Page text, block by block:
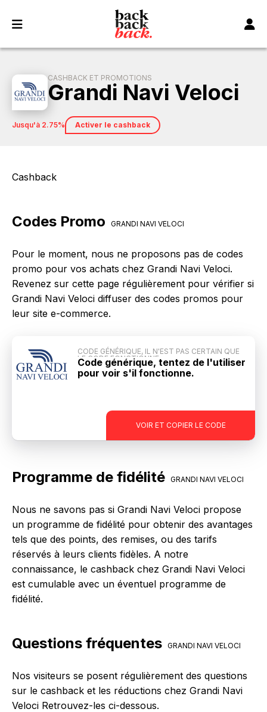
CASHBACK ET PROMOTIONS
Grandi Navi Veloci
jusqu'à 2.75% Activer le cashback
Cashback
Codes Promo GRANDI NAVI VELOCI
Pour le moment, nous ne proposons pas de codes
promo pour vos achats chez Grandi Navi Veloci.
Revenez sur cette page régulièrement pour vérifier si
Grandi Navi Veloci diffuser des codes promos pour
leur site e-commerce.
VOIR ET COPIER LE CODE
CODE GÉNÉRIQUE, IL N'EST PAS CERTAIN QUE
LE CODE FONCTIONNE
Code générique, tentez de l'utiliser
pour voir s'il fonctionne.
Programme de fidélité GRANDI NAVI VELOCI
Nous ne savons pas si Grandi Navi Veloci propose
un programme de fidélité pour obtenir des avantages
tels que des points, des remises, ou des tarifs
réservés à leurs clients fidèles. A notre
connaissance, le cashback chez Grandi Navi Veloci
est cumulable avec un éventuel programme de
fidélité.
Questions fréquentes GRANDI NAVI VELOCI
Nos visiteurs se posent régulièrement des questions
sur le cashback et les réductions chez Grandi Navi
Veloci Retrouvez-les ci-dessous.